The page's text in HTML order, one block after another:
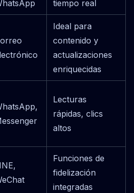
tiempo real
Ideal para
contenido y
actualizaciones
enriquecidas
Lecturas
rápidas, clics
altos
Funciones de
fidelización
integradas